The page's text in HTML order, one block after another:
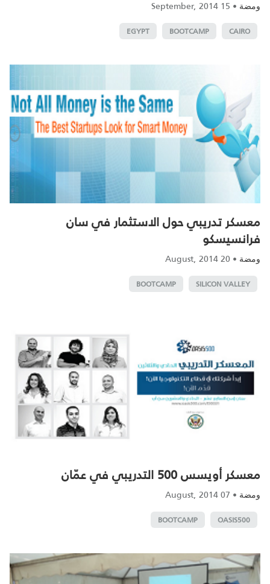
ومضة •
15 September, 2014
CAIRO
BOOTCAMP
EGYPT
معسكر تدريبي حول الاستثمار في سان
فرانسيسكو
ومضة •
20 August, 2014
SILICON VALLEY
BOOTCAMP
معسكر أويسس 500 التدريبي في عمّان
ومضة •
07 August, 2014
OASIS500
BOOTCAMP